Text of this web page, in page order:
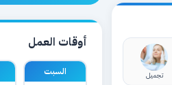
تجميل
أوقات العمل
السبت